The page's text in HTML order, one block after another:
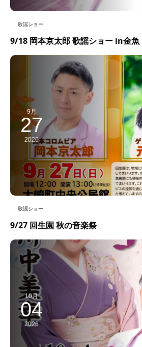
歌謡ショー
9/18 岡本京太郎 歌謡ショー in金魚
9月
27
2026
歌謡ショー
9/27 回生園 秋の音楽祭
10月
04
2026